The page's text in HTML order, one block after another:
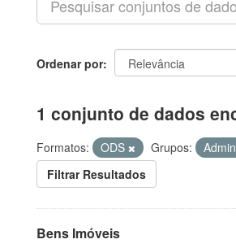
Ordenar por
1 conjunto de dados
Formatos: ODS Grupos:
Filtrar Resultados
Bens Imóveis